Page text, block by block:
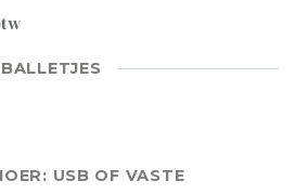
USB OF VASTE